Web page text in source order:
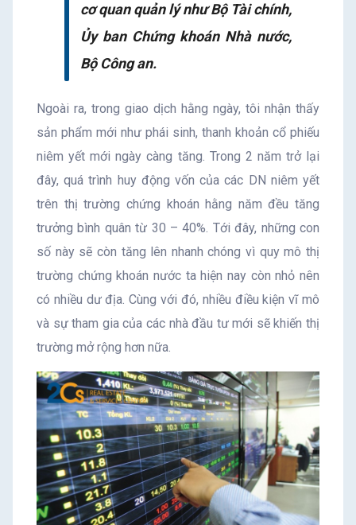
cơ quan quản lý như Bộ Tài chính,
Ủy ban Chứng khoán Nhà nước,
Bộ Công an.
Ngoài ra, trong giao dịch hằng ngày, tôi nhận thấy
sản phẩm mới như phái sinh, thanh khoản cổ phiếu
niêm yết mới ngày càng tăng. Trong 2 năm trở lại
đây, quá trình huy động vốn của các DN niêm yết
trên thị trường chứng khoán hằng năm đều tăng
trưởng bình quân từ 30 – 40%. Tới đây, những con
số này sẽ còn tăng lên nhanh chóng vì quy mô thị
trường chứng khoán nước ta hiện nay còn nhỏ nên
có nhiều dư địa. Cùng với đó, nhiều điều kiện vĩ mô
và sự tham gia của các nhà đầu tư mới sẽ khiến thị
trường mở rộng hơn nữa.